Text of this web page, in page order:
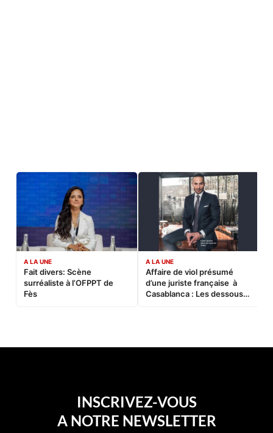
A LA UNE
Fait divers: Scène
surréaliste à l’OFPPT de
Fès
A LA UNE
Affaire de viol présumé
d’une juriste française à
Casablanca : Les dessous
INSCRIVEZ-VOUS
A NOTRE NEWSLETTER